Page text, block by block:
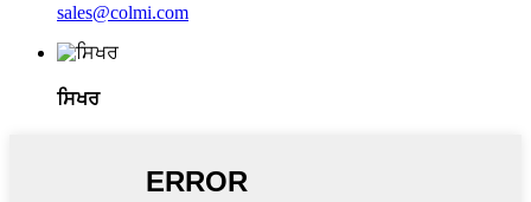
sales@colmi.com
ਸਿਖਰ